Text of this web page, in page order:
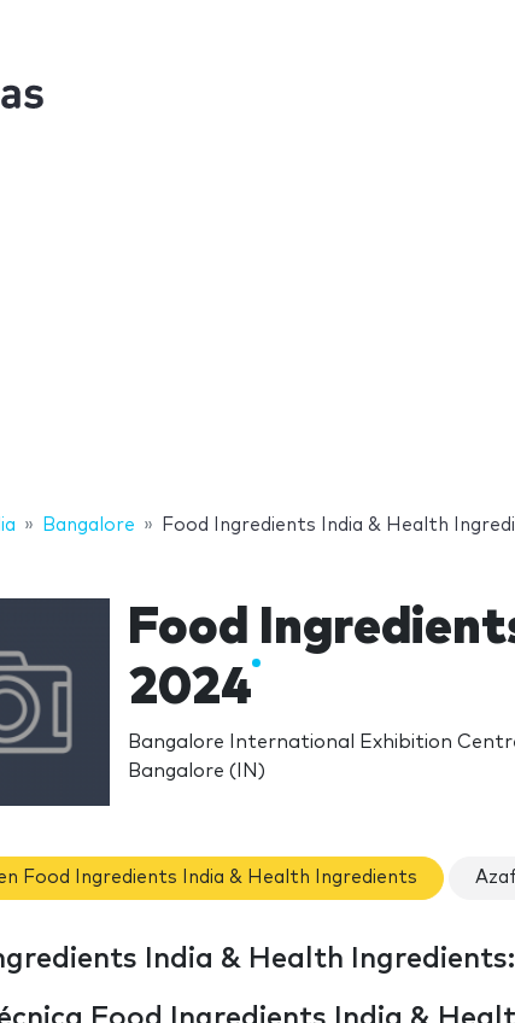
Bangalore Food Ingredients India & Health
Food
2024
Bangalore International Exhibition
Bangalore (IN)
Food Ingredients India & Health Ingredients
India & Health